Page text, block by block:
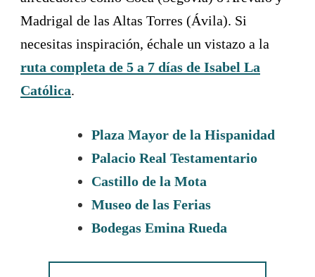
Madrigal de las Altas Torres (Ávila). Si
necesitas inspiración, échale un vistazo a la
ruta completa de 5 a 7 días de Isabel La
Católica.
Plaza Mayor de la Hispanidad
Palacio Real Testamentario
Castillo de la Mota
Museo de las Ferias
Bodegas Emina Rueda